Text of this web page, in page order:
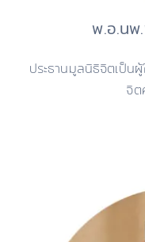
พ.อ.น
ประธานมูลนิธิจิตเป็น
จิต